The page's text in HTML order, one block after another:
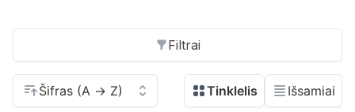
Filtrai